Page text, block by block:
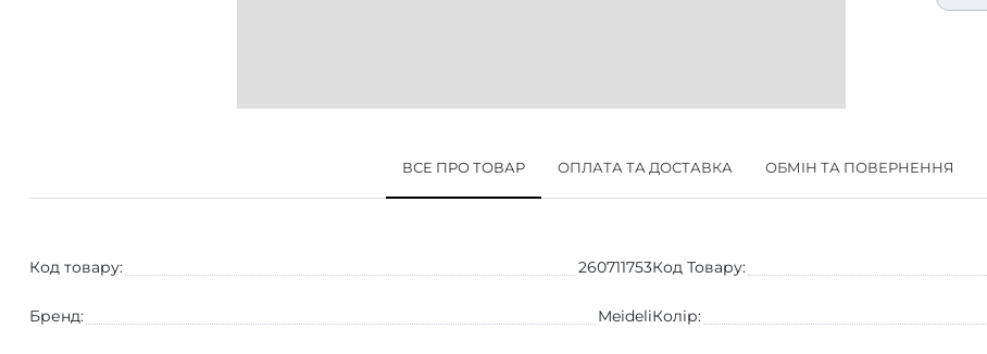
ВСЕ ПРО ТОВАР ОПЛАТА ТА ДОСТАВКА ОБМІН ТА ПОВЕРНЕННЯ
Код товару: 260711753Код Товару:
Бренд: MeideliКолір: